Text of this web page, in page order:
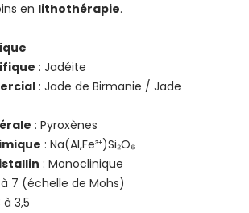
en lithothérapie.
: Jadéite
: Jade de Birmanie / Jade
: Pyroxènes
: Na(Al,Fe³⁺)Si₂O₆
: Monoclinique
à 7 (échelle de Mohs)
à 3,5